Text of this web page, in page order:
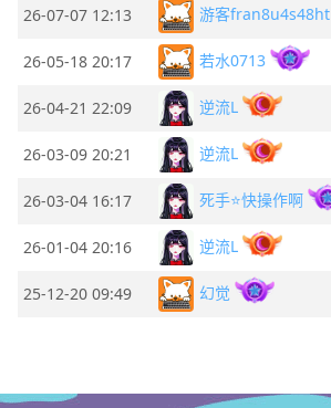
26-07-07 12:13 游客fran8u4s48ht
26-05-18 20:17 若水0713
26-04-21 22:09 逆流L
26-03-09 20:21 逆流L
26-03-04 16:17 死手⭐快操作啊
26-01-04 20:16 逆流L
25-12-20 09:49 幻觉